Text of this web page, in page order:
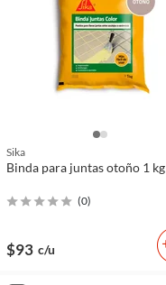
Sika
Binda para juntas otoño 1 kg
(0)
$93 c/u